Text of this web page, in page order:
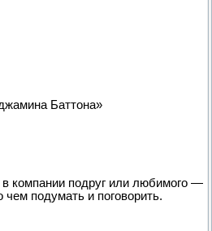
Баттона»
компании подруг или любимого —
чем подумать и поговорить.